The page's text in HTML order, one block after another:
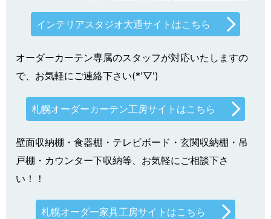
インテリアスタジオ大通サイトはこちら
オーダーカーテン専属のスタッフが対応いたしますの
で、お気軽にご連絡下さい(*'▽')
札幌オーダーカーテン工房サイトはこちら
壁面収納棚・食器棚・テレビボード・玄関収納棚・吊
戸棚・カウンター下収納等、お気軽にご相談下さ
い！！
札幌オーダー家具工房サイトはこちら